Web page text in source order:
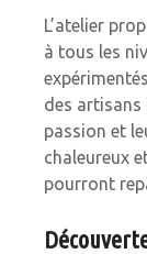
L’atelier
à tous les
des
passion et
chaleureux
pourront